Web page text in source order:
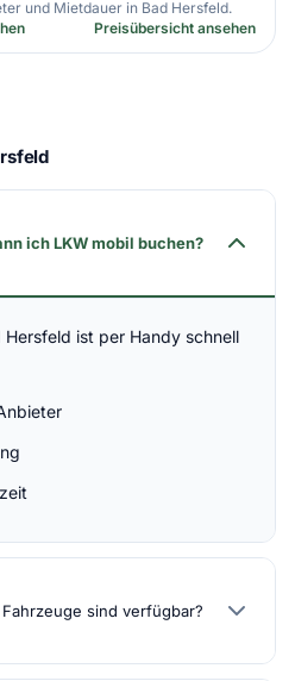
und Mietdauer in Bad Hersfeld.
Preisübersicht ansehen
ich LKW mobil buchen?
Hersfeld ist per Handy schnell
sind verfügbar?